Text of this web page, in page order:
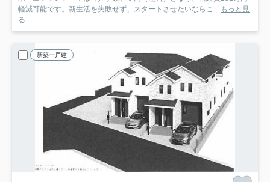
軽減可能です。新生活を失敗せず、スタートさせたいならこ... もっと見
る
新築一戸建